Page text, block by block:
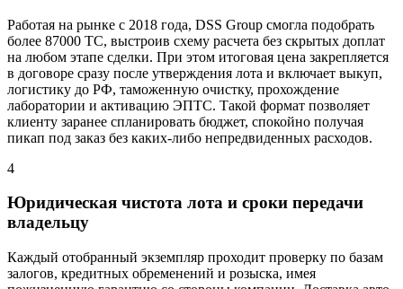
Работая на рынке с 2018 года, DSS Group смогла подобрать
более 87000 ТС, выстроив схему расчета без скрытых доплат
на любом этапе сделки. При этом итоговая цена закрепляется
в договоре сразу после утверждения лота и включает выкуп,
логистику до РФ, таможенную очистку, прохождение
лаборатории и активацию ЭПТС. Такой формат позволяет
клиенту заранее спланировать бюджет, спокойно получая
пикап под заказ без каких-либо непредвиденных расходов.
4
Юридическая чистота лота и сроки передачи
владельцу
Каждый отобранный экземпляр проходит проверку по базам
залогов, кредитных обременений и розыска, имея